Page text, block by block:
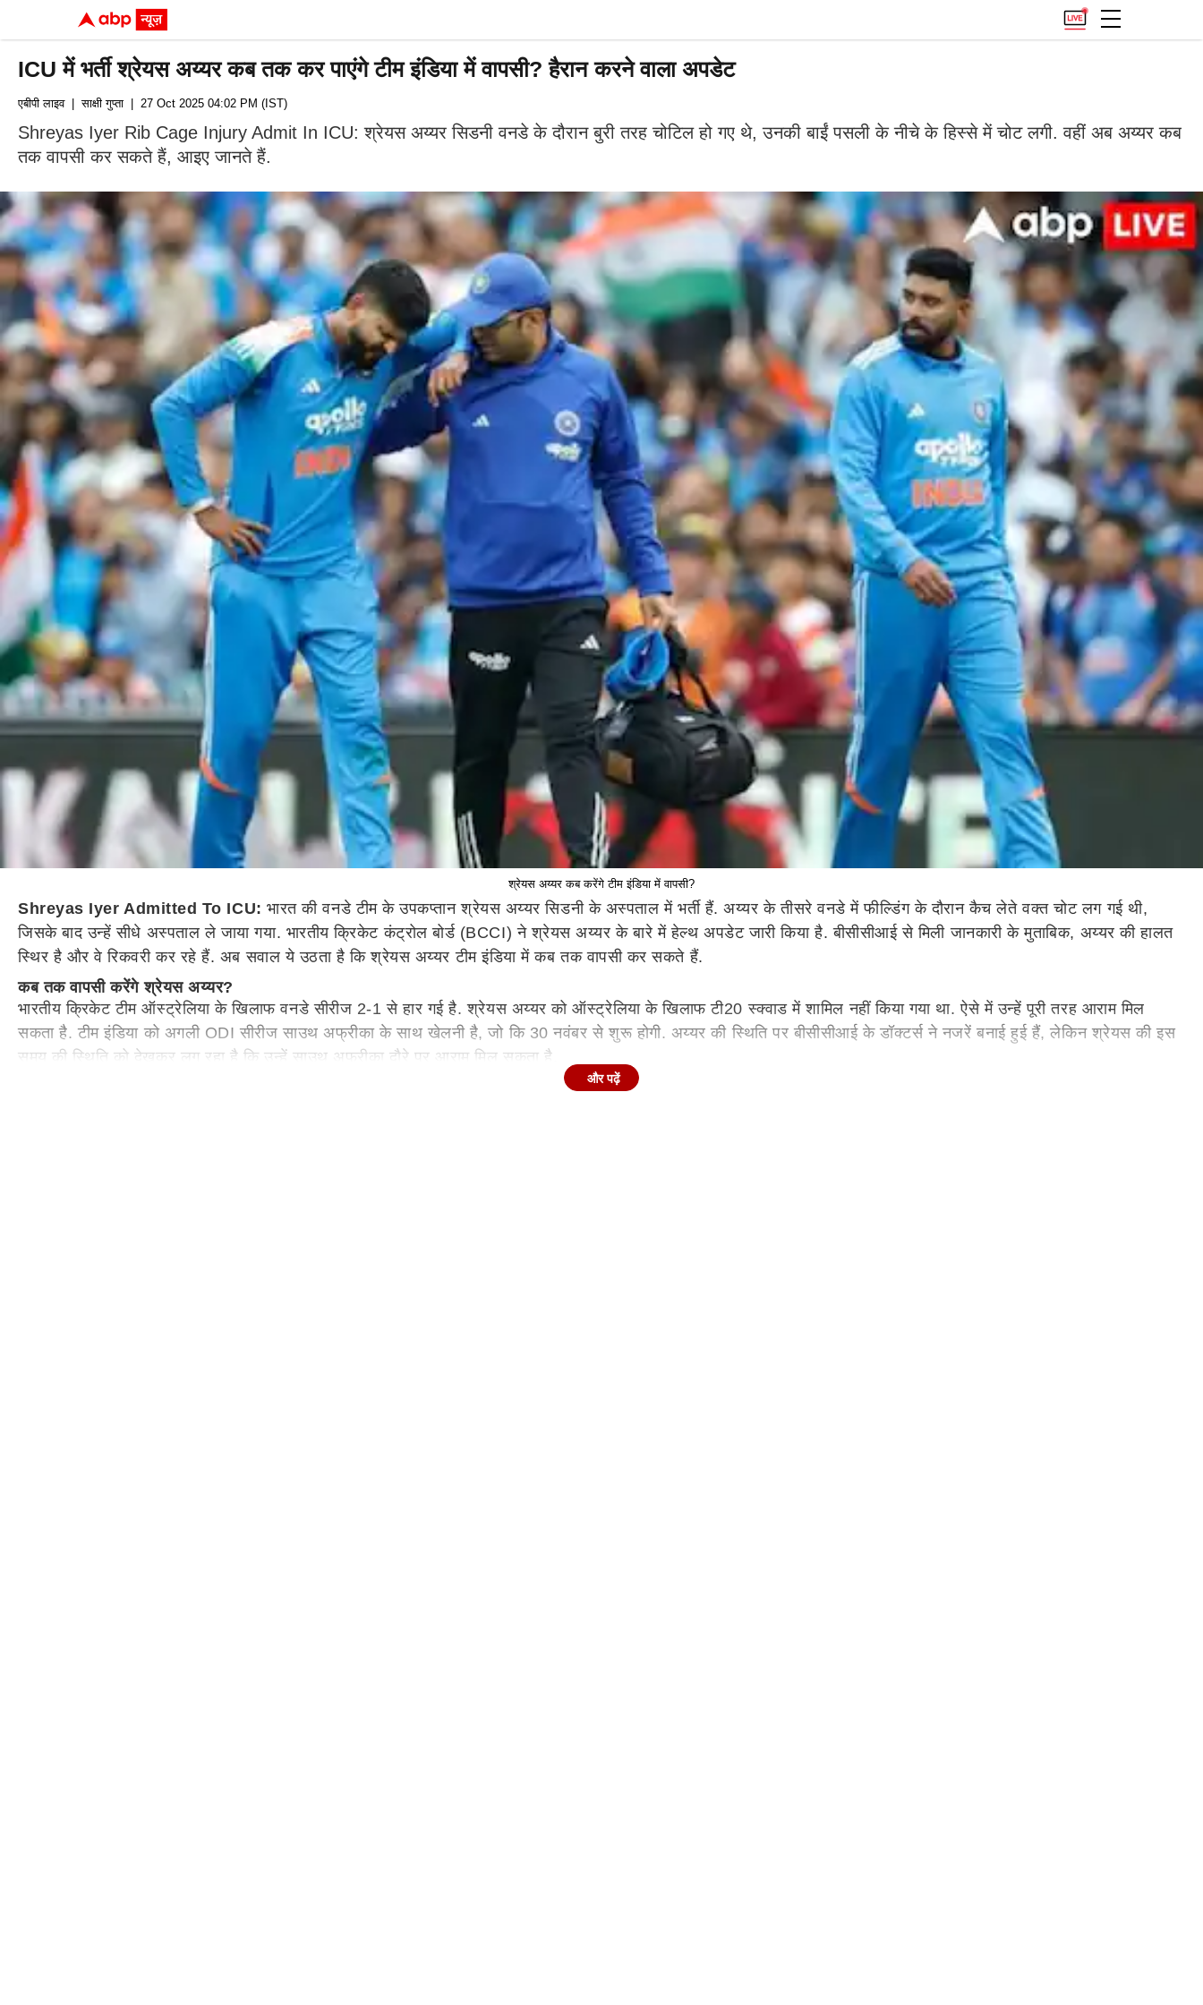
ICU में भर्ती श्रेयस अय्यर कब तक कर पाएंगे टीम इंडिया में वापसी? हैरान करने वाला अपडेट
एबीपी लाइव| साक्षी गुप्‍ता | 27 Oct 2025 04:02 PM (IST)
Shreyas Iyer Rib Cage Injury Admit In ICU: श्रेयस अय्यर सिडनी वनडे के दौरान बुरी तरह चोटिल हो गए थे, उनकी बाईं पसली के नीचे के हिस्से में चोट लगी. वहीं अब अय्यर कब
तक वापसी कर सकते हैं, आइए जानते हैं.
श्रेयस अय्यर कब करेंगे टीम इंडिया में वापसी?
Shreyas Iyer Admitted To ICU: भारत की वनडे टीम के उपकप्तान श्रेयस अय्यर सिडनी के अस्पताल में भर्ती हैं. अय्यर के तीसरे वनडे में फील्डिंग के दौरान कैच लेते वक्त चोट लग गई थी,
जिसके बाद उन्हें सीधे अस्पताल ले जाया गया. भारतीय क्रिकेट कंट्रोल बोर्ड (BCCI) ने श्रेयस अय्यर के बारे में हेल्थ अपडेट जारी किया है. बीसीसीआई से मिली जानकारी के मुताबिक, अय्यर की हालत
स्थिर है और वे रिकवरी कर रहे हैं. अब सवाल ये उठता है कि श्रेयस अय्यर टीम इंडिया में कब तक वापसी कर सकते हैं.
कब तक वापसी करेंगे श्रेयस अय्यर?
भारतीय क्रिकेट टीम ऑस्ट्रेलिया के खिलाफ वनडे सीरीज 2-1 से हार गई है. श्रेयस अय्यर को ऑस्ट्रेलिया के खिलाफ टी20 स्क्वाड में शामिल नहीं किया गया था. ऐसे में उन्हें पूरी तरह आराम मिल
सकता है. टीम इंडिया को अगली ODI सीरीज साउथ अफ्रीका के साथ खेलनी है, जो कि 30 नवंबर से शुरू होगी. अय्यर की स्थिति पर बीसीसीआई के डॉक्टर्स ने नजरें बनाई हुई हैं, लेकिन श्रेयस की इस
समय की स्थिति को देखकर लग रहा है कि उन्हें साउथ अफ्रीका दौरे पर आराम मिल सकता है.
दक्षिण अफ्रीका के खिलाफ वनडे सीरीज के बाद टीम इंडिया न्यूजीलैंड के साथ ODI सीरीज खेलेगी, जो कि 11 जनवरी से शुरू होगी. अब से 11 जनवरी तक श्रेयस अय्यर के पास करीब 2.5 महीने का
और पढ़ें